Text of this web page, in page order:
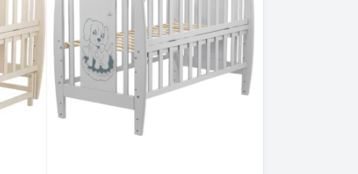
варіантів.
Параметри
можна
вибрати
на
сторінці